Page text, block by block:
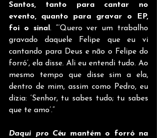
Santos, tanto para cantar no
evento, quanto para gravar o EP,
foi o sinal . “‘Quero ver um trabalho
gravado daquele Felipe que eu vi
cantando para Deus e não o Felipe do
forró’, ela disse. Ali eu entendi tudo. Ao
mesmo tempo que disse sim a ela,
dentro de mim, assim como Pedro, eu
dizia: ‘Senhor, tu sabes tudo; tu sabes
que te amo’.”
Daqui pro Céu mantém o forró na